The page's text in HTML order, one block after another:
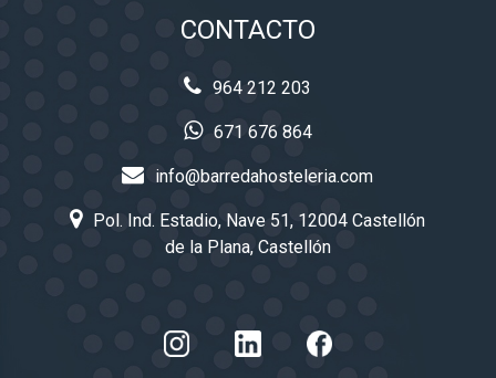
CONTACTO
964 212 203
671 676 864
info@barredahosteleria.com
Pol. Ind. Estadio, Nave 51, 12004 Castellón
de la Plana, Castellón